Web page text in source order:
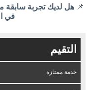
📌هل لديك تجربة سابقة
في
التقيم
خدمة ممتازة